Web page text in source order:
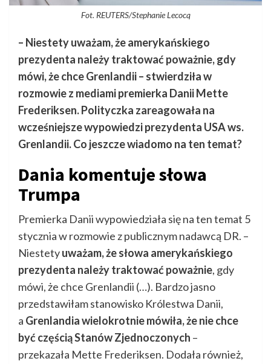
Fot. REUTERS/Stephanie Lecocq
– Niestety uważam, że amerykańskiego
prezydenta należy traktować poważnie, gdy
mówi, że chce Grenlandii – stwierdziła w
rozmowie z mediami premierka Danii Mette
Frederiksen. Polityczka zareagowała na
wcześniejsze wypowiedzi prezydenta USA ws.
Grenlandii. Co jeszcze wiadomo na ten temat?
Dania komentuje słowa
Trumpa
Premierka Danii wypowiedziała się na ten temat 5
stycznia w rozmowie z publicznym nadawcą DR. –
Niestetyuważam, że słowa amerykańskiego
prezydenta należy traktować poważnie, gdy
mówi, że chce Grenlandii (…). Bardzo jasno
przedstawiłam stanowisko Królestwa Danii,
a Grenlandia wielokrotnie mówiła, że nie chce
być częścią Stanów Zjednoczonych –
przekazała Mette Frederiksen. Dodała również,